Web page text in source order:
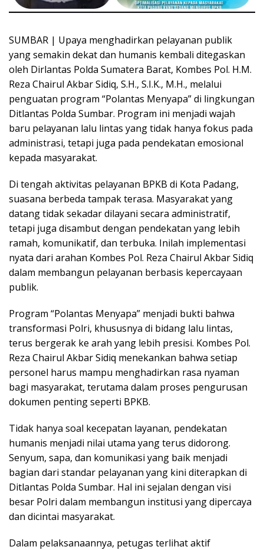
SUMBAR | Upaya menghadirkan pelayanan publik
yang semakin dekat dan humanis kembali ditegaskan
oleh Dirlantas Polda Sumatera Barat, Kombes Pol. H.M.
Reza Chairul Akbar Sidiq, S.H., S.I.K., M.H., melalui
penguatan program “Polantas Menyapa” di lingkungan
Ditlantas Polda Sumbar. Program ini menjadi wajah
baru pelayanan lalu lintas yang tidak hanya fokus pada
administrasi, tetapi juga pada pendekatan emosional
kepada masyarakat.
Di tengah aktivitas pelayanan BPKB di Kota Padang,
suasana berbeda tampak terasa. Masyarakat yang
datang tidak sekadar dilayani secara administratif,
tetapi juga disambut dengan pendekatan yang lebih
ramah, komunikatif, dan terbuka. Inilah implementasi
nyata dari arahan Kombes Pol. Reza Chairul Akbar Sidiq
dalam membangun pelayanan berbasis kepercayaan
publik.
Program “Polantas Menyapa” menjadi bukti bahwa
transformasi Polri, khususnya di bidang lalu lintas,
terus bergerak ke arah yang lebih presisi. Kombes Pol.
Reza Chairul Akbar Sidiq menekankan bahwa setiap
personel harus mampu menghadirkan rasa nyaman
bagi masyarakat, terutama dalam proses pengurusan
dokumen penting seperti BPKB.
Tidak hanya soal kecepatan layanan, pendekatan
humanis menjadi nilai utama yang terus didorong.
Senyum, sapa, dan komunikasi yang baik menjadi
bagian dari standar pelayanan yang kini diterapkan di
Ditlantas Polda Sumbar. Hal ini sejalan dengan visi
besar Polri dalam membangun institusi yang dipercaya
dan dicintai masyarakat.
Dalam pelaksanaannya, petugas terlihat aktif